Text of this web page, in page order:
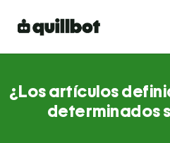
¿Los artículos
determinados